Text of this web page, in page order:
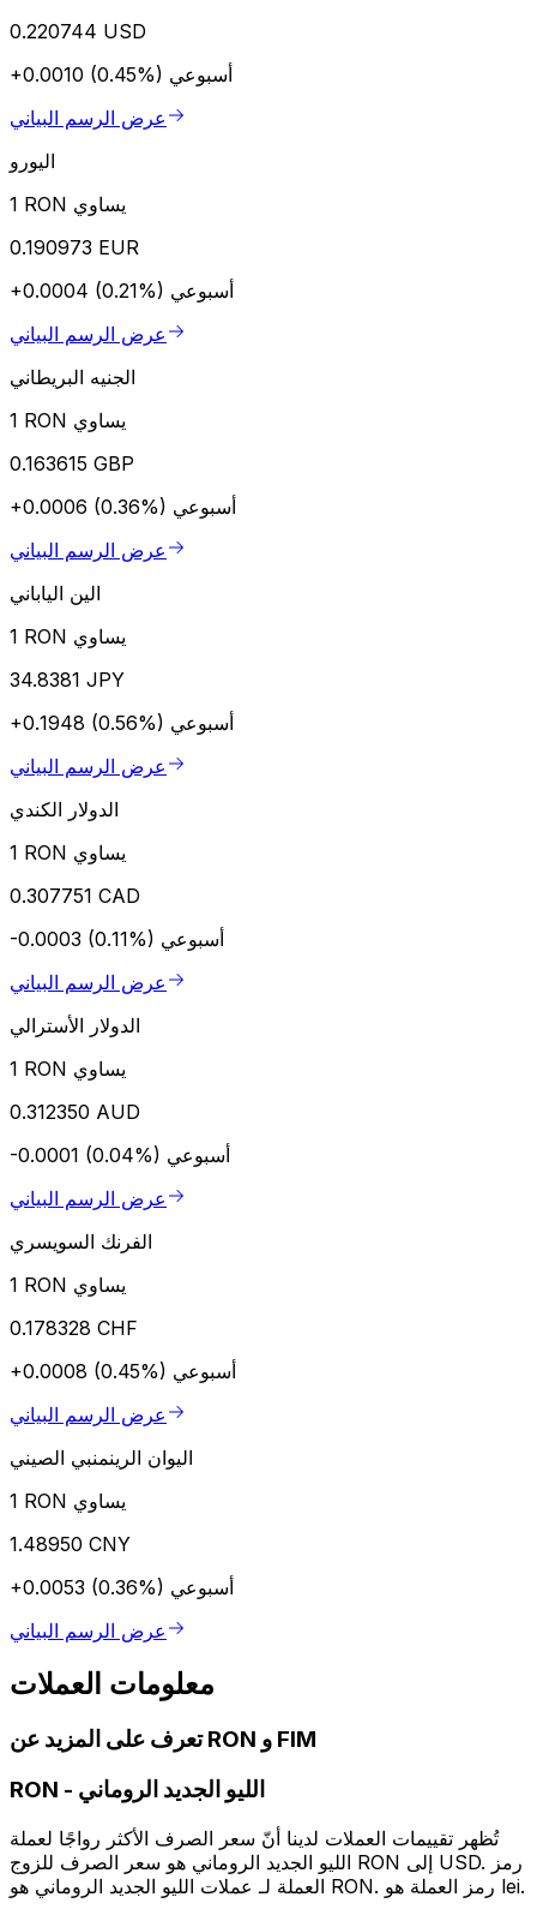
0.220744 USD
+0.0010 (0.45%) أسبوعي
عرض الرسم البياني
اليورو
1 RON يساوي
0.190973 EUR
+0.0004 (0.21%) أسبوعي
عرض الرسم البياني
الجنيه البريطاني
1 RON يساوي
0.163615 GBP
+0.0006 (0.36%) أسبوعي
عرض الرسم البياني
الين الياباني
1 RON يساوي
34.8381 JPY
+0.1948 (0.56%) أسبوعي
عرض الرسم البياني
الدولار الكندي
1 RON يساوي
0.307751 CAD
-0.0003 (0.11%) أسبوعي
عرض الرسم البياني
الدولار الأسترالي
1 RON يساوي
0.312350 AUD
-0.0001 (0.04%) أسبوعي
عرض الرسم البياني
الفرنك السويسري
1 RON يساوي
0.178328 CHF
+0.0008 (0.45%) أسبوعي
عرض الرسم البياني
اليوان الرينمنبي الصيني
1 RON يساوي
1.48950 CNY
+0.0053 (0.36%) أسبوعي
عرض الرسم البياني
معلومات العملات
تعرف على المزيد عن RON و FIM
RON - الليو الجديد الروماني
تُظهر تقييمات العملات لدينا أنّ سعر الصرف الأكثر رواجًا لعملة
الليو الجديد الروماني هو سعر الصرف للزوج RON إلى USD. رمز
العملة لـ عملات الليو الجديد الروماني هو RON. رمز العملة هو lei.